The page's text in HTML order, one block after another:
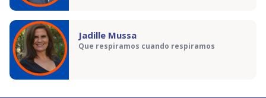
Jadille Mussa
Que respiramos cuando respiramos